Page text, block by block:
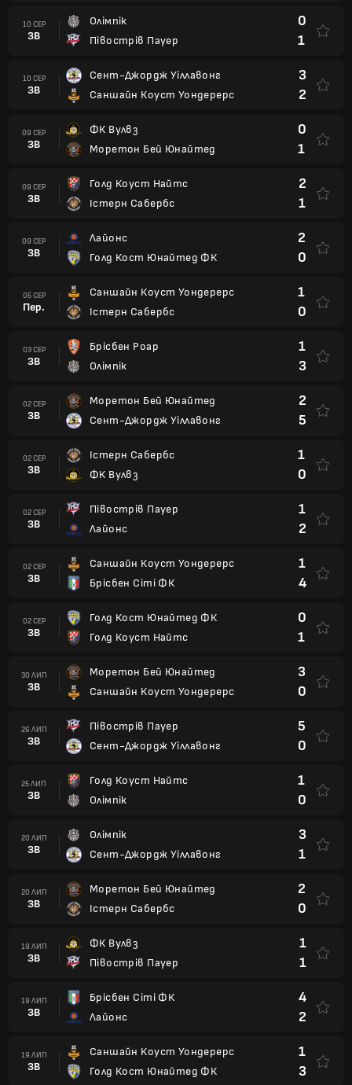
10 СЕР
ЗВ
Олімпік
Півострів Пауер
0
1
10 СЕР
ЗВ
Сент-Джордж Уіллавонг
Саншайн Коуст Уондерерс
3
2
09 СЕР
ЗВ
ФК Вулвз
Моретон Бей Юнайтед
0
1
09 СЕР
ЗВ
Голд Коуст Найтс
Істерн Сабербс
2
1
09 СЕР
ЗВ
Лайонс
Голд Кост Юнайтед ФК
2
0
05 СЕР
Пер.
Саншайн Коуст Уондерерс
Істерн Сабербс
1
0
03 СЕР
ЗВ
Брісбен Роар
Олімпік
1
3
02 СЕР
ЗВ
Моретон Бей Юнайтед
Сент-Джордж Уіллавонг
2
5
02 СЕР
ЗВ
Істерн Сабербс
ФК Вулвз
1
0
02 СЕР
ЗВ
Півострів Пауер
Лайонс
1
2
02 СЕР
ЗВ
Саншайн Коуст Уондерерс
Брісбен Сіті ФК
1
4
02 СЕР
ЗВ
Голд Кост Юнайтед ФК
Голд Коуст Найтс
0
1
30 ЛИП
ЗВ
Моретон Бей Юнайтед
Саншайн Коуст Уондерерс
3
0
26 ЛИП
ЗВ
Півострів Пауер
Сент-Джордж Уіллавонг
5
0
25 ЛИП
ЗВ
Голд Коуст Найтс
Олімпік
1
0
20 ЛИП
ЗВ
Олімпік
Сент-Джордж Уіллавонг
3
1
20 ЛИП
ЗВ
Моретон Бей Юнайтед
Істерн Сабербс
2
0
19 ЛИП
ЗВ
ФК Вулвз
Півострів Пауер
1
1
19 ЛИП
ЗВ
Брісбен Сіті ФК
Лайонс
4
2
19 ЛИП
ЗВ
Саншайн Коуст Уондерерс
Голд Кост Юнайтед ФК
1
3